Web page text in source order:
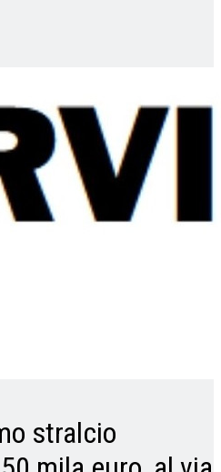
stralcio